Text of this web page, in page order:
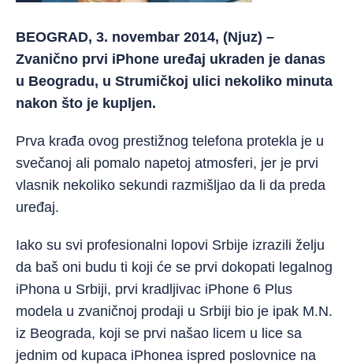
BEOGRAD, 3. novembar 2014, (Njuz) –
Zvanično prvi iPhone uređaj ukraden je danas
u Beogradu, u Strumičkoj ulici nekoliko minuta
nakon što je kupljen.
Prva krađa ovog prestižnog telefona protekla je u
svečanoj ali pomalo napetoj atmosferi, jer je prvi
vlasnik nekoliko sekundi razmišljao da li da preda
uređaj.
Iako su svi profesionalni lopovi Srbije izrazili želju
da baš oni budu ti koji će se prvi dokopati legalnog
iPhona u Srbiji, prvi kradljivac iPhone 6 Plus
modela u zvaničnoj prodaji u Srbiji bio je ipak M.N.
iz Beograda, koji se prvi našao licem u lice sa
jednim od kupaca iPhonea ispred poslovnice na